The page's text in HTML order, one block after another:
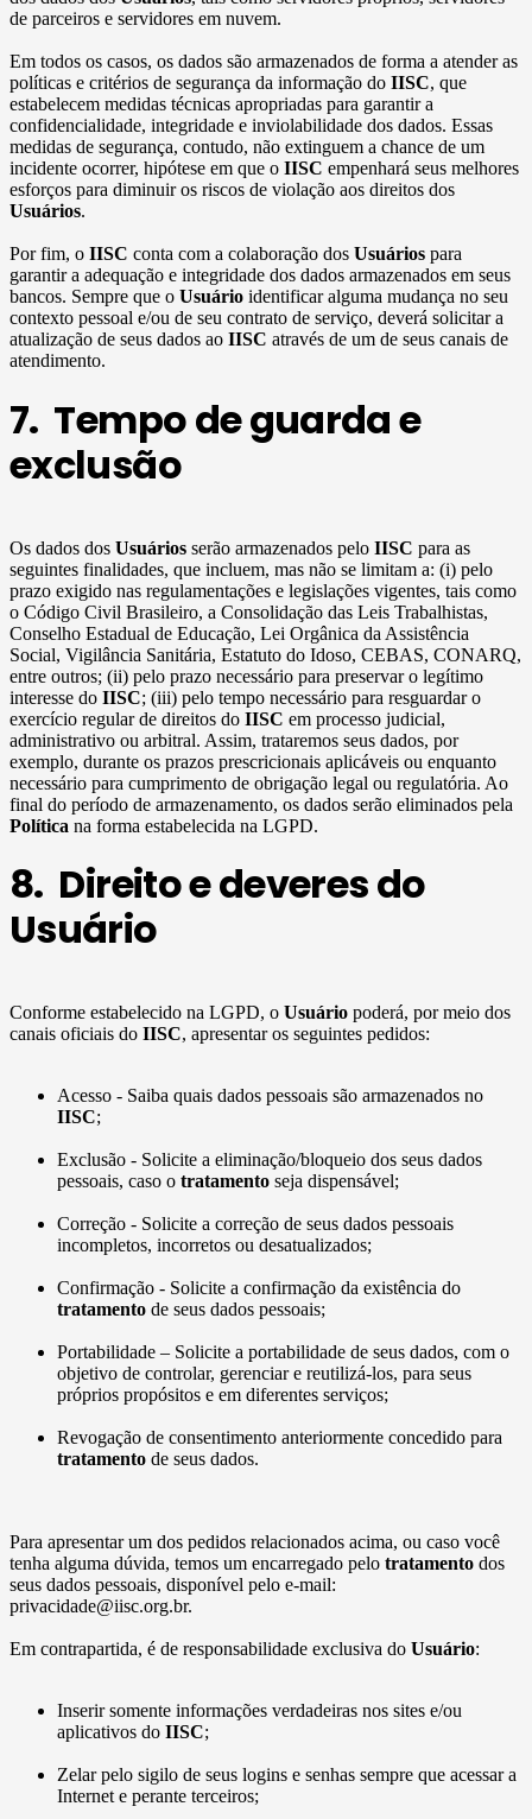
de parceiros e servidores em nuvem.
Em todos os casos, os dados são armazenados de forma a atender as
políticas e critérios de segurança da informação do IISC, que
estabelecem medidas técnicas apropriadas para garantir a
confidencialidade, integridade e inviolabilidade dos dados. Essas
medidas de segurança, contudo, não extinguem a chance de um
incidente ocorrer, hipótese em que o IISC empenhará seus melhores
esforços para diminuir os riscos de violação aos direitos dos
Usuários.
Por fim, o IISC conta com a colaboração dos Usuários para
garantir a adequação e integridade dos dados armazenados em seus
bancos. Sempre que o Usuário identificar alguma mudança no seu
contexto pessoal e/ou de seu contrato de serviço, deverá solicitar a
atualização de seus dados ao IISC através de um de seus canais de
atendimento.
7. Tempo de guarda e
exclusão
Os dados dos Usuários serão armazenados pelo IISC para as
seguintes finalidades, que incluem, mas não se limitam a: (i) pelo
prazo exigido nas regulamentações e legislações vigentes, tais como
o Código Civil Brasileiro, a Consolidação das Leis Trabalhistas,
Conselho Estadual de Educação, Lei Orgânica da Assistência
Social, Vigilância Sanitária, Estatuto do Idoso, CEBAS, CONARQ,
entre outros; (ii) pelo prazo necessário para preservar o legítimo
interesse do IISC; (iii) pelo tempo necessário para resguardar o
exercício regular de direitos do IISC em processo judicial,
administrativo ou arbitral. Assim, trataremos seus dados, por
exemplo, durante os prazos prescricionais aplicáveis ou enquanto
necessário para cumprimento de obrigação legal ou regulatória. Ao
final do período de armazenamento, os dados serão eliminados pela
Política na forma estabelecida na LGPD.
8. Direito e deveres do
Usuário
Conforme estabelecido na LGPD, o Usuário poderá, por meio dos
canais oficiais do IISC, apresentar os seguintes pedidos:
Acesso - Saiba quais dados pessoais são armazenados no
IISC;
Exclusão - Solicite a eliminação/bloqueio dos seus dados
pessoais, caso o tratamento seja dispensável;
Correção - Solicite a correção de seus dados pessoais
incompletos, incorretos ou desatualizados;
Confirmação - Solicite a confirmação da existência do
tratamento de seus dados pessoais;
Portabilidade – Solicite a portabilidade de seus dados, com o
objetivo de controlar, gerenciar e reutilizá-los, para seus
próprios propósitos e em diferentes serviços;
Revogação de consentimento anteriormente concedido para
tratamento de seus dados.
Para apresentar um dos pedidos relacionados acima, ou caso você
tenha alguma dúvida, temos um encarregado pelo tratamento dos
seus dados pessoais, disponível pelo e-mail:
privacidade@iisc.org.br.
Em contrapartida, é de responsabilidade exclusiva do Usuário:
Inserir somente informações verdadeiras nos sites e/ou
aplicativos do IISC;
Zelar pelo sigilo de seus logins e senhas sempre que acessar a
Internet e perante terceiros;